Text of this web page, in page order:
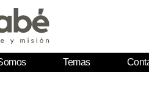
Temas